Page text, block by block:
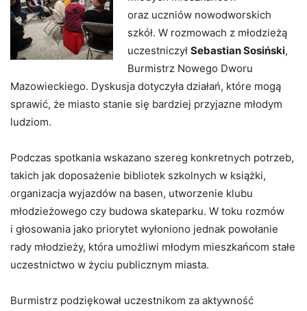
oraz uczniów nowodworskich
szkół. W rozmowach z młodzieżą
uczestniczył Sebastian Sosiński,
Burmistrz Nowego Dworu
Mazowieckiego. Dyskusja dotyczyła działań, które mogą
sprawić, że miasto stanie się bardziej przyjazne młodym
ludziom.
Podczas spotkania wskazano szereg konkretnych potrzeb,
takich jak doposażenie bibliotek szkolnych w książki,
organizacja wyjazdów na basen, utworzenie klubu
młodzieżowego czy budowa skateparku. W toku rozmów
i głosowania jako priorytet wyłoniono jednak powołanie
rady młodzieży, która umożliwi młodym mieszkańcom stałe
uczestnictwo w życiu publicznym miasta.
Burmistrz podziękował uczestnikom za aktywność